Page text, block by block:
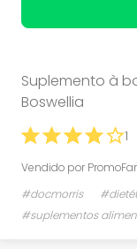
Suplemento à
Boswellia
1
Vendido por
#docmorris
#suplementos